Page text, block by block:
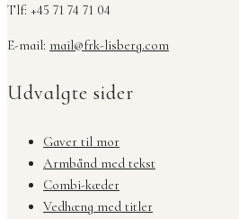
Tlf: +45 71 74 71 04
E-mail: mail@frk-lisberg.com
Udvalgte sider
Gaver til mor
Armbånd med tekst
Combi-kæder
Vedhæng med titler